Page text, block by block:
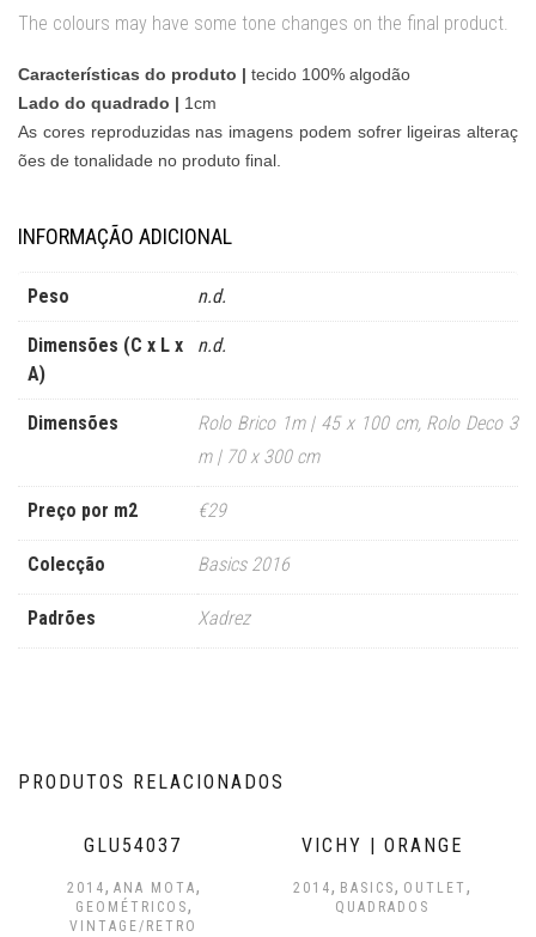
The colours may have some tone changes on the final product.
Características do produto | tecido 100% algodão
Lado do quadrado | 1cm
As cores reproduzidas nas imagens podem sofrer ligeiras alteraç
ões de tonalidade no produto final.
INFORMAÇÃO ADICIONAL
Peso n.d.
Dimensões (C x L x
A)
n.d.
Dimensões Rolo Brico 1m | 45 x 100 cm, Rolo Deco 3
m | 70 x 300 cm
Preço por m2 €29
Colecção Basics 2016
Padrões Xadrez
PRODUTOS RELACIONADOS
GLU54037
2014, ANA MOTA,
GEOMÉTRICOS,
VINTAGE/RETRO
VICHY | ORANGE
2014, BASICS, OUTLET,
QUADRADOS